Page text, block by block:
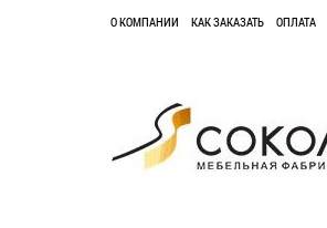
О КОМПАНИИ КАК ЗАКАЗАТЬ ОПЛАТА